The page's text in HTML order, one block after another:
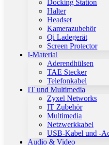
Docking Station
Halter
Headset
Kamerazubehör
Qi Ladegerät
Screen Protector
I-Material
Aderendhülsen
TAE Stecker
Telefonkabel
IT und Multimedia
Zyxel Networks
IT Zubehör
Multimedia
Netzwerkkabel
USB-Kabel und -
Audio & Video